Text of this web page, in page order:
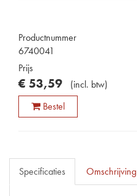
Productnummer
6740041
Prijs
€ 53,59 (incl. btw)
Bestel
Specificaties Omschrijving